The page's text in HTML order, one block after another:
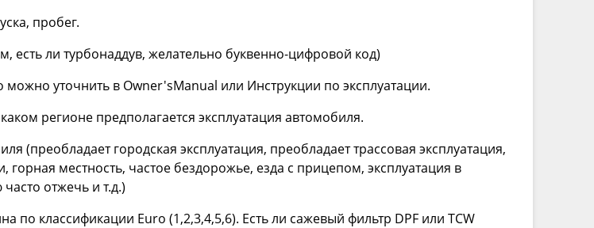
пробег.
есть ли турбонаддув, желательно буквенно-цифровой код)
уточнить в Оwner'sManual или Инструкции по эксплуатации.
регионе предполагается эксплуатация автомобиля.
(преобладает городская эксплуатация, преобладает трассовая эксплуатация,
горная местность, частое бездорожье, езда с прицепом, эксплуатация в
отжечь и т.д.)
по классификации Euro (1,2,3,4,5,6). Есть ли сажевый фильтр DPF или TCW